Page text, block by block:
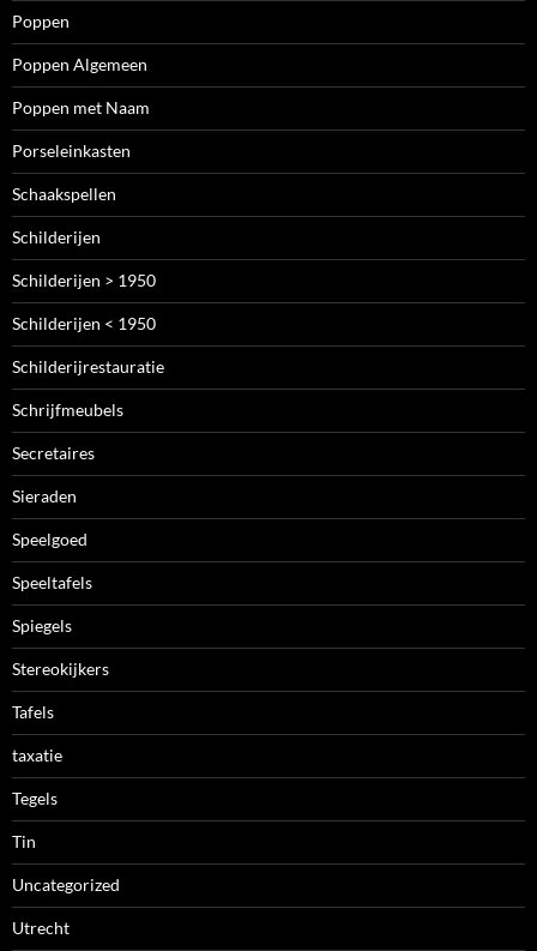
Poppen
Poppen Algemeen
Poppen met Naam
Porseleinkasten
Schaakspellen
Schilderijen
Schilderijen > 1950
Schilderijen < 1950
Schilderijrestauratie
Schrijfmeubels
Secretaires
Sieraden
Speelgoed
Speeltafels
Spiegels
Stereokijkers
Tafels
taxatie
Tegels
Tin
Uncategorized
Utrecht